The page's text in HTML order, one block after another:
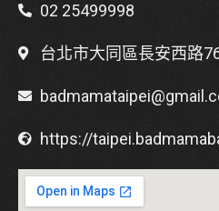
02 25499998
台北市大同區長安西路
https://